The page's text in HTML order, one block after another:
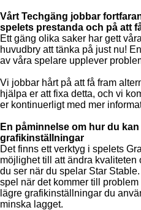
Vårt Techgäng jobbar
spelets prestanda och på att
Ett gäng olika saker har gett
huvudbry att tänka på just nu!
av våra spelare upplever
Vi jobbar hårt på att få fram
hjälpa er att fixa detta, och vi
er kontinuerligt med mer
En påminnelse om hur du
grafikinställningar
Det finns ett verktyg i spelets
möjlighet till att ändra
du ser när du spelar Star
spel när det kommer till
lägre grafikinställningar du
minska lagget.